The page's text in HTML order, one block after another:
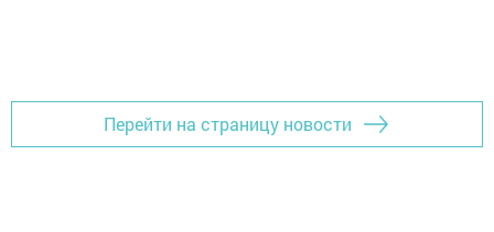
Перейти на страницу новости